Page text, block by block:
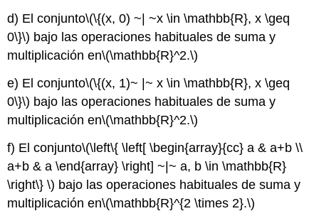
d) El conjunto\(\{(x, 0) ~| ~x \in \mathbb{R}, x \geq
0\}\) bajo las operaciones habituales de suma y
multiplicación en\(\mathbb{R}^2.\)
e) El conjunto\(\{(x, 1)~ |~ x \in \mathbb{R}, x \geq
0\}\) bajo las operaciones habituales de suma y
multiplicación en\(\mathbb{R}^2.\)
f) El conjunto\(\left\{ \left[ \begin{array}{cc} a & a+b \\
a+b & a \end{array} \right] ~|~ a, b \in \mathbb{R}
\right\} \) bajo las operaciones habituales de suma y
multiplicación en\(\mathbb{R}^{2 \times 2}.\)